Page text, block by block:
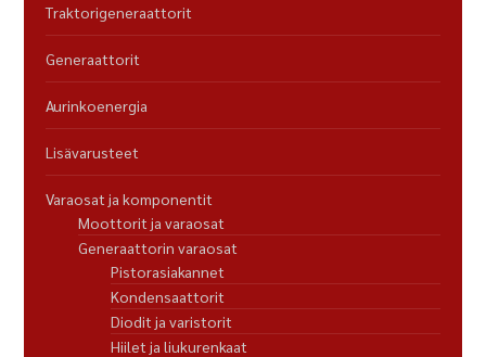
Traktorigeneraattorit
Generaattorit
Aurinkoenergia
Lisävarusteet
Varaosat ja komponentit
Moottorit ja varaosat
Generaattorin varaosat
Pistorasiakannet
Kondensaattorit
Diodit ja varistorit
Hiilet ja liukurenkaat